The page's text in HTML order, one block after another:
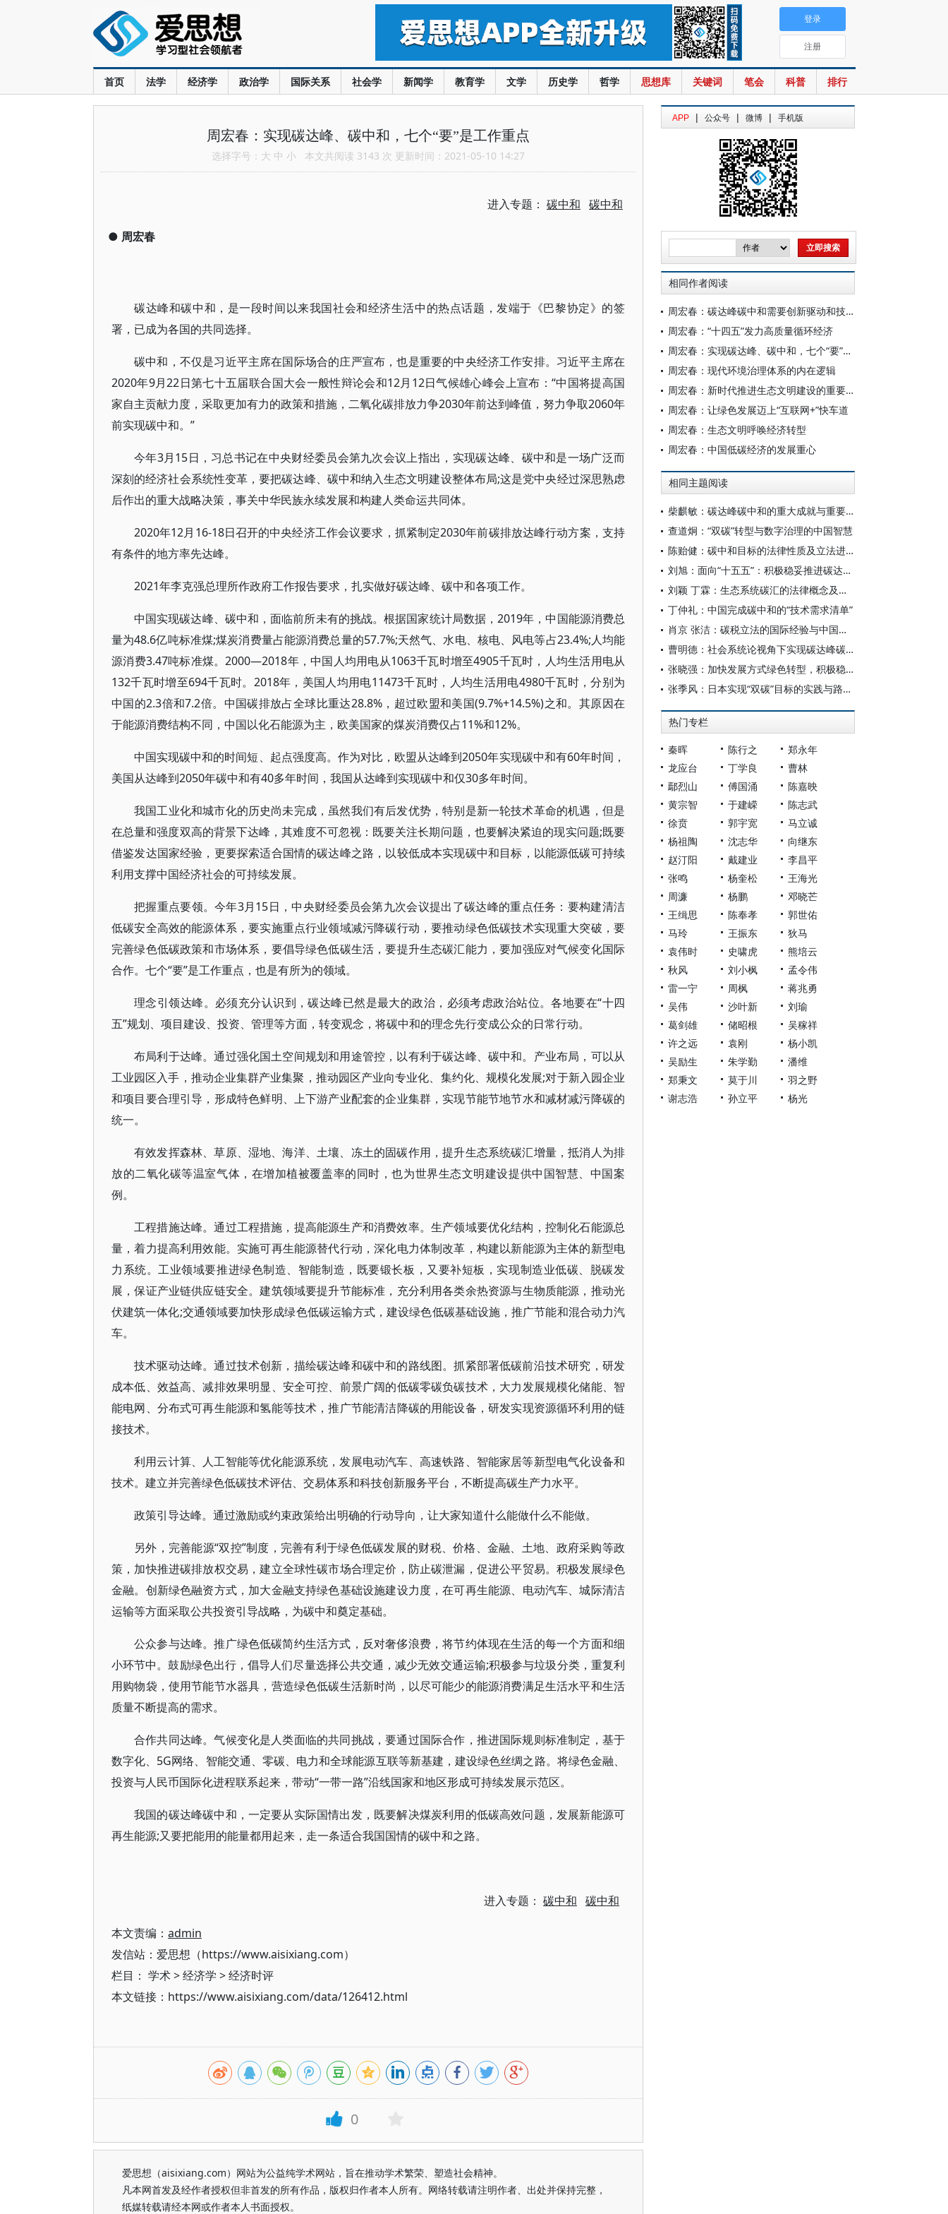
首页 法学 经济学 政治学 国际关系 社会学 新闻学 教育学 文学 历史学 哲学 思想库 关键词 笔会 科普 排行
登录
注册
周宏春：实现碳达峰、碳中和，七个“要”是工作重点
选择字号： 大 中 小 本文共阅读 3143 次 更新时间：2021-05-10 14:27
进入专题： 碳中和 碳中和
● 周宏春
碳达峰和碳中和，是一段时间以来我国社会和经济生活中的热点话题，发端于《巴黎协定》的签
署，已成为各国的共同选择。
碳中和，不仅是习近平主席在国际场合的庄严宣布，也是重要的中央经济工作安排。习近平主席在
2020年9月22日第七十五届联合国大会一般性辩论会和12月12日气候雄心峰会上宣布：“中国将提高国
家自主贡献力度，采取更加有力的政策和措施，二氧化碳排放力争2030年前达到峰值，努力争取2060年
前实现碳中和。”
今年3月15日，习总书记在中央财经委员会第九次会议上指出，实现碳达峰、碳中和是一场广泛而
深刻的经济社会系统性变革，要把碳达峰、碳中和纳入生态文明建设整体布局;这是党中央经过深思熟虑
后作出的重大战略决策，事关中华民族永续发展和构建人类命运共同体。
2020年12月16-18日召开的中央经济工作会议要求，抓紧制定2030年前碳排放达峰行动方案，支持
有条件的地方率先达峰。
2021年李克强总理所作政府工作报告要求，扎实做好碳达峰、碳中和各项工作。
中国实现碳达峰、碳中和，面临前所未有的挑战。根据国家统计局数据，2019年，中国能源消费总
量为48.6亿吨标准煤;煤炭消费量占能源消费总量的57.7%;天然气、水电、核电、风电等占23.4%;人均能
源消费3.47吨标准煤。2000—2018年，中国人均用电从1063千瓦时增至4905千瓦时，人均生活用电从
132千瓦时增至694千瓦时。2018年，美国人均用电11473千瓦时，人均生活用电4980千瓦时，分别为
中国的2.3倍和7.2倍。中国碳排放占全球比重达28.8%，超过欧盟和美国(9.7%+14.5%)之和。其原因在
于能源消费结构不同，中国以化石能源为主，欧美国家的煤炭消费仅占11%和12%。
中国实现碳中和的时间短、起点强度高。作为对比，欧盟从达峰到2050年实现碳中和有60年时间，
美国从达峰到2050年碳中和有40多年时间，我国从达峰到实现碳中和仅30多年时间。
我国工业化和城市化的历史尚未完成，虽然我们有后发优势，特别是新一轮技术革命的机遇，但是
在总量和强度双高的背景下达峰，其难度不可忽视：既要关注长期问题，也要解决紧迫的现实问题;既要
借鉴发达国家经验，更要探索适合国情的碳达峰之路，以较低成本实现碳中和目标，以能源低碳可持续
利用支撑中国经济社会的可持续发展。
把握重点要领。今年3月15日，中央财经委员会第九次会议提出了碳达峰的重点任务：要构建清洁
低碳安全高效的能源体系，要实施重点行业领域减污降碳行动，要推动绿色低碳技术实现重大突破，要
完善绿色低碳政策和市场体系，要倡导绿色低碳生活，要提升生态碳汇能力，要加强应对气候变化国际
合作。七个“要”是工作重点，也是有所为的领域。
理念引领达峰。必须充分认识到，碳达峰已然是最大的政治，必须考虑政治站位。各地要在“十四
五”规划、项目建设、投资、管理等方面，转变观念，将碳中和的理念先行变成公众的日常行动。
布局利于达峰。通过强化国土空间规划和用途管控，以有利于碳达峰、碳中和。产业布局，可以从
工业园区入手，推动企业集群产业集聚，推动园区产业向专业化、集约化、规模化发展;对于新入园企业
和项目要合理引导，形成特色鲜明、上下游产业配套的企业集群，实现节能节地节水和减材减污降碳的
统一。
有效发挥森林、草原、湿地、海洋、土壤、冻土的固碳作用，提升生态系统碳汇增量，抵消人为排
放的二氧化碳等温室气体，在增加植被覆盖率的同时，也为世界生态文明建设提供中国智慧、中国案
例。
工程措施达峰。通过工程措施，提高能源生产和消费效率。生产领域要优化结构，控制化石能源总
量，着力提高利用效能。实施可再生能源替代行动，深化电力体制改革，构建以新能源为主体的新型电
力系统。工业领域要推进绿色制造、智能制造，既要锻长板，又要补短板，实现制造业低碳、脱碳发
展，保证产业链供应链安全。建筑领域要提升节能标准，充分利用各类余热资源与生物质能源，推动光
伏建筑一体化;交通领域要加快形成绿色低碳运输方式，建设绿色低碳基础设施，推广节能和混合动力汽
车。
技术驱动达峰。通过技术创新，描绘碳达峰和碳中和的路线图。抓紧部署低碳前沿技术研究，研发
成本低、效益高、减排效果明显、安全可控、前景广阔的低碳零碳负碳技术，大力发展规模化储能、智
能电网、分布式可再生能源和氢能等技术，推广节能清洁降碳的用能设备，研发实现资源循环利用的链
接技术。
利用云计算、人工智能等优化能源系统，发展电动汽车、高速铁路、智能家居等新型电气化设备和
技术。建立并完善绿色低碳技术评估、交易体系和科技创新服务平台，不断提高碳生产力水平。
政策引导达峰。通过激励或约束政策给出明确的行动导向，让大家知道什么能做什么不能做。
另外，完善能源“双控”制度，完善有利于绿色低碳发展的财税、价格、金融、土地、政府采购等政
策，加快推进碳排放权交易，建立全球性碳市场合理定价，防止碳泄漏，促进公平贸易。积极发展绿色
金融。创新绿色融资方式，加大金融支持绿色基础设施建设力度，在可再生能源、电动汽车、城际清洁
运输等方面采取公共投资引导战略，为碳中和奠定基础。
公众参与达峰。推广绿色低碳简约生活方式，反对奢侈浪费，将节约体现在生活的每一个方面和细
小环节中。鼓励绿色出行，倡导人们尽量选择公共交通，减少无效交通运输;积极参与垃圾分类，重复利
用购物袋，使用节能节水器具，营造绿色低碳生活新时尚，以尽可能少的能源消费满足生活水平和生活
质量不断提高的需求。
合作共同达峰。气候变化是人类面临的共同挑战，要通过国际合作，推进国际规则标准制定，基于
数字化、5G网络、智能交通、零碳、电力和全球能源互联等新基建，建设绿色丝绸之路。将绿色金融、
投资与人民币国际化进程联系起来，带动“一带一路”沿线国家和地区形成可持续发展示范区。
我国的碳达峰碳中和，一定要从实际国情出发，既要解决煤炭利用的低碳高效问题，发展新能源可
再生能源;又要把能用的能量都用起来，走一条适合我国国情的碳中和之路。
进入专题： 碳中和 碳中和
本文责编： admin
发信站：爱思想（https://www.aisixiang.com）
栏目： 学术>经济学 >经济时评
本文链接：https://www.aisixiang.com/data/126412.html
0
爱思想（aisixiang.com）网站为公益纯学术网站，旨在推动学术繁荣、塑造社会精神。
凡本网首发及经作者授权但非首发的所有作品，版权归作者本人所有。网络转载请注明作者、出处并保持完整，
纸媒转载请经本网或作者本人书面授权。
APP | 公众号 | 微博 | 手机版
相同作者阅读
周宏春：碳达峰碳中和需要创新驱动和技术支撑
周宏春：“十四五”发力高质量循环经济
周宏春：实现碳达峰、碳中和，七个“要”是工作重点
周宏春：现代环境治理体系的内在逻辑
周宏春：新时代推进生态文明建设的重要原则
周宏春：让绿色发展迈上“互联网+”快车道
周宏春：生态文明呼唤经济转型
周宏春：中国低碳经济的发展重心
相同主题阅读
柴麒敏：碳达峰碳中和的重大成就与重要任务
查道炯：“双碳”转型与数字治理的中国智慧
陈贻健：碳中和目标的法律性质及立法进路
刘旭：面向“十五五”：积极稳妥推进碳达峰碳中和
刘颖 丁霖：生态系统碳汇的法律概念及其权利构造
丁仲礼：中国完成碳中和的“技术需求清单”
肖京 张洁：碳税立法的国际经验与中国进路
曹明德：社会系统论视角下实现碳达峰碳中和目标的法律对策
张晓强：加快发展方式绿色转型，积极稳妥推进碳达峰碳中和
张季风：日本实现“双碳”目标的实践与路径研究——兼论对中国的启示与借鉴
热门专栏
秦晖 陈行之
郑永年
龙应台
丁学良
曹林
鄢烈山
傅国涌
陈嘉映
黄宗智
于建嵘
陈志武
徐贲
郭宇宽
马立诚
杨祖陶
沈志华
向继东
赵汀阳
戴建业
李昌平
张鸣
杨奎松
王海光
周濂
杨鹏
邓晓芒
王缉思
陈奉孝
郭世佑
马玲
王振东
狄马
袁伟时
史啸虎
熊培云
秋风
刘小枫
孟令伟
雷一宁
周枫
蒋兆勇
吴伟
沙叶新
刘瑜
葛剑雄
储昭根
吴稼祥
许之远
袁刚
杨小凯
吴励生
朱学勤
潘维
郑秉文
莫于川
羽之野
谢志浩
孙立平 杨光